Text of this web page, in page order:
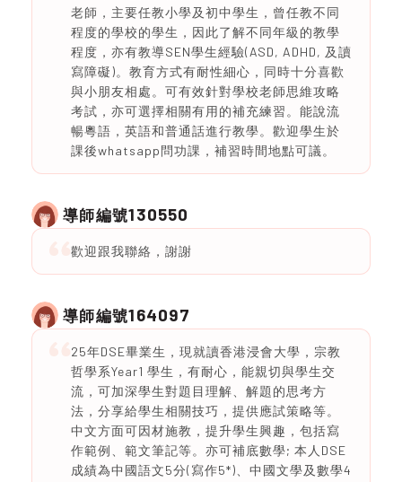
老師，主要任教小學及初中學生，曾任教不同
程度的學校的學生，因此了解不同年級的教學
程度，亦有教導SEN學生經驗(ASD, ADHD, 及讀
寫障礙)。教育方式有耐性細心，同時十分喜歡
與小朋友相處。可有效針對學校老師思維攻略
考試，亦可選擇相關有用的補充練習。能說流
暢粵語，英語和普通話進行教學。歡迎學生於
課後whatsapp問功課，補習時間地點可議。
導師編號130550
歡迎跟我聯絡，謝謝
導師編號164097
25年DSE畢業生，現就讀香港浸會大學，宗教
哲學系Year1 學生，有耐心，能親切與學生交
流，可加深學生對題目理解、解題的思考方
法，分享給學生相關技巧，提供應試策略等。
中文方面可因材施教，提升學生興趣，包括寫
作範例、範文筆記等。亦可補底數學; 本人DSE
成績為中國語文5分(寫作5*)、中國文學及數學4